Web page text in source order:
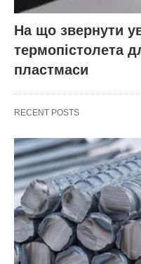
На що звернути
термопістолета
пластмаси
RECENT POSTS